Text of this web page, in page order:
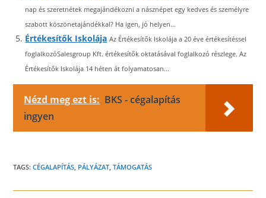
nap és szeretnétek megajándékozni a násznépet egy kedves és személyre
szabott köszönetajándékkal? Ha igen, jó helyen...
Értékesítők Iskolája Az Értékesítők Iskolája a 20 éve értékesítéssel
foglalkozóSalesgroup Kft. értékesítők oktatásával foglalkozó részlege. Az
Értékesítők Iskolája 14 héten át folyamatosan...
Nézd meg ezt is: BKS - cégalapítás
ingyen
TAGS:CÉGALAPÍTÁS, PÁLYÁZAT, TÁMOGATÁS